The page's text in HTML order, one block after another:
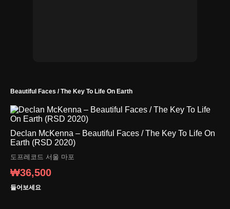
Beautiful Faces / The Key To Life On Earth
Declan McKenna ‎– Beautiful Faces / The Key To Life On
Earth (RSD 2020)
도프레코드 서울 마포
₩36,500
들어보세요